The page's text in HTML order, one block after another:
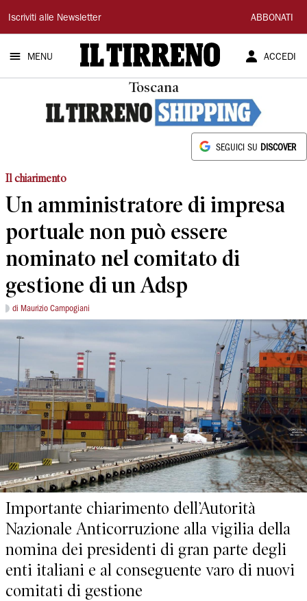
Il
Tirreno
Iscriviti alle Newsletter ABBONATI
MENU ACCEDI
Toscana
SEGUICI SU DISCOVER
Il chiarimento
Un amministratore di impresa
portuale non può essere
nominato nel comitato di
gestione di un Adsp
di Maurizio Campogiani
Importante chiarimento dell’Autorità
Nazionale Anticorruzione alla vigilia della
nomina dei presidenti di gran parte degli
enti italiani e al conseguente varo di nuovi
comitati di gestione